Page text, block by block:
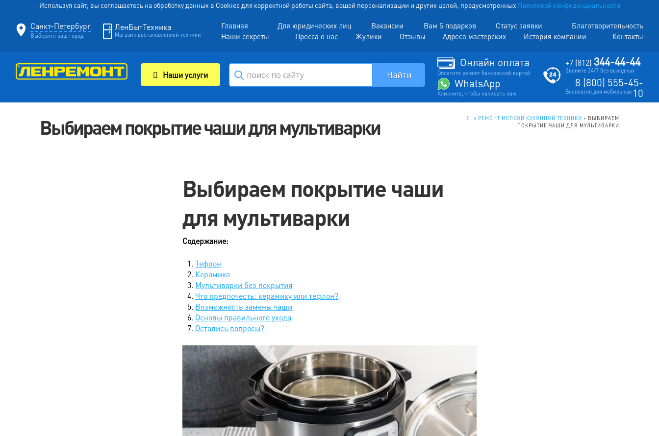
Используя сайт, вы соглашаетесь на обработку данных в Cookies для корректной работы сайта, вашей персонализации и других целей, предусмотренных Политикой конфиденциальности
Санкт-Петербург
Выберите ваш город
ЛенБытТехника
Магазин востановленной техники
Главная Для юридических лиц Вакансии Вам 5 подарков Статус заявки
Благотворительность
Наши секреты
Пресса о нас Жулики Отзывы Адреса мастерских История компании Контакты
Наши услуги
Онлайн оплата
Оплатите ремонт банковской картой
WhatsApp
Кликните, чтобы написать нам
+7 (812) 344-44-44
Звоните 24/7 без выходных
8 (800) 555-45-
10
Бесплатно для мобильных
Выбираем покрытие чаши для мультиварки > РЕМОНТ МЕЛКОЙ КУХОННОЙ ТЕХНИКИ > ВЫБИРАЕМ
ПОКРЫТИЕ ЧАШИ ДЛЯ МУЛЬТИВАРКИ
Выбираем покрытие чаши
для мультиварки
Содержание:
Тефлон
Керамика
Мультиварки без покрытия
Что предпочесть: керамику или тефлон?
Возможность замены чаши
Основы правильного ухода
Остались вопросы?